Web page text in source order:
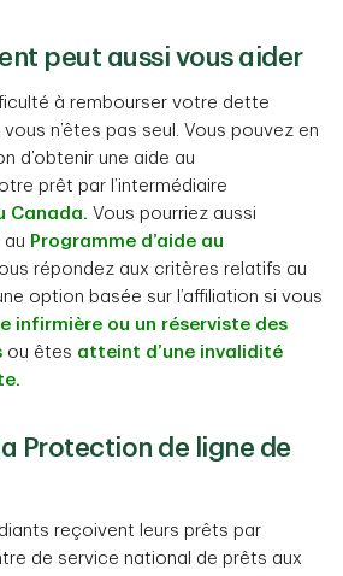
peut aussi vous aider
à rembourser votre dette
n’êtes pas seul. Vous pouvez en
d’obtenir une aide au
prêt par l’intermédiaire
Canada. Vous pourriez aussi
au Programme d’aide au
répondez aux critères relatifs au
option basée sur l’affiliation si vous
infirmière ou un réserviste des
ou êtes atteint d’une invalidité
Protection de ligne de
reçoivent leurs prêts par
de service national de prêts aux